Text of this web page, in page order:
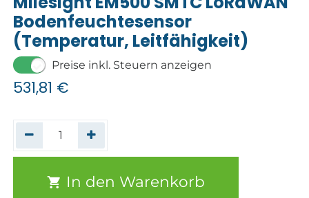
Bodenfeuchtesensor
(Temperatur, Leitfähigkeit)
Preise inkl. Steuern anzeigen
531,81 €
In den Warenkorb